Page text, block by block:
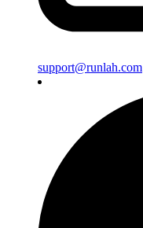
support@runlah.com